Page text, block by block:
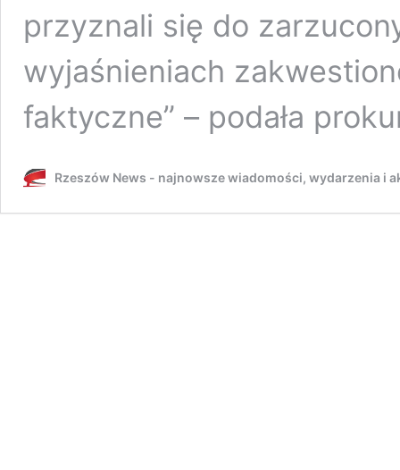
przyznali się do
wyjaśnieniach
faktyczne” – podała
Rzeszów News - najnowsze wiadomości, wydarzenia i